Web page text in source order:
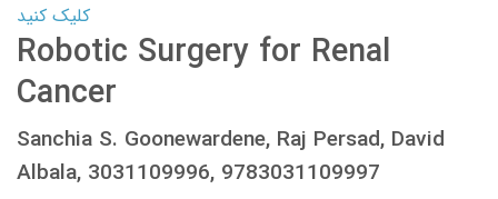
کلیک کنید
Robotic Surgery for Renal
Cancer
Sanchia S. Goonewardene, Raj Persad, David
Albala, 3031109996, 9783031109997